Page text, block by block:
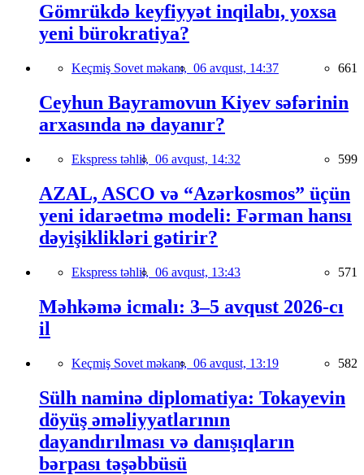
Gömrükdə keyfiyyət inqilabı, yoxsa
yeni bürokratiya?
Keçmiş Sovet məkanı, 06 avqust, 14:37 661
Ceyhun Bayramovun Kiyev səfərinin
arxasında nə dayanır?
Ekspress təhlil, 06 avqust, 14:32 599
AZAL, ASCO və “Azərkosmos” üçün
yeni idarəetmə modeli: Fərman hansı
dəyişiklikləri gətirir?
Ekspress təhlil, 06 avqust, 13:43 571
Məhkəmə icmalı: 3–5 avqust 2026-cı
il
Keçmiş Sovet məkanı, 06 avqust, 13:19 582
Sülh naminə diplomatiya: Tokayevin
döyüş əməliyyatlarının
dayandırılması və danışıqların
bərpası təşəbbüsü